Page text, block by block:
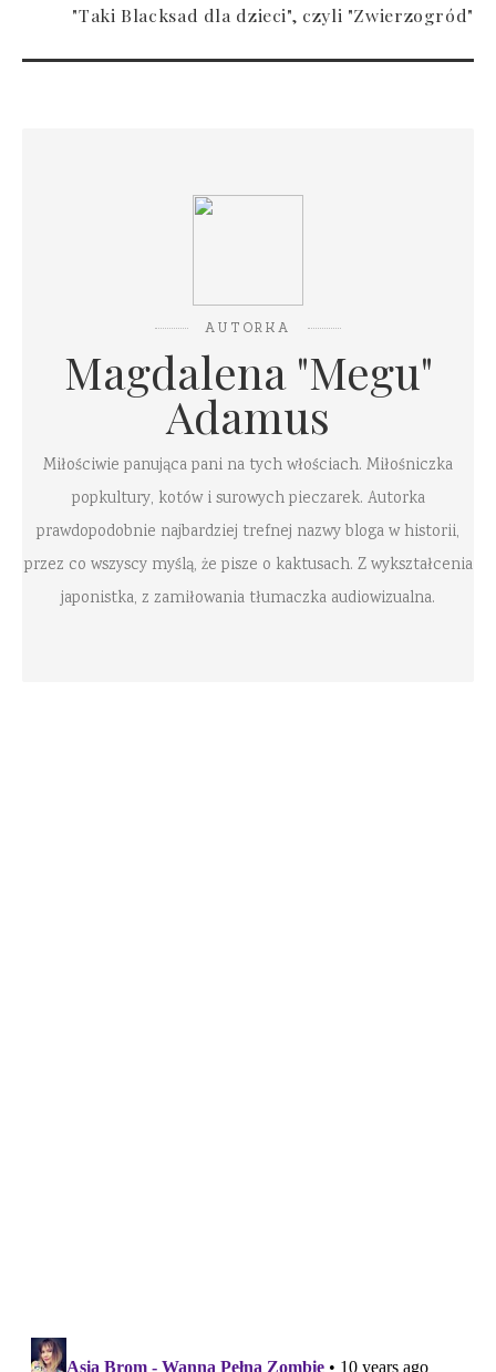
"Taki Blacksad dla dzieci", czyli "Zwierzogród"
AUTORKA
Magdalena "Megu"
Adamus
Miłościwie panująca pani na tych włościach. Miłośniczka
popkultury, kotów i surowych pieczarek. Autorka
prawdopodobnie najbardziej trefnej nazwy bloga w historii,
przez co wszyscy myślą, że pisze o kaktusach. Z wykształcenia
japonistka, z zamiłowania tłumaczka audiowizualna.